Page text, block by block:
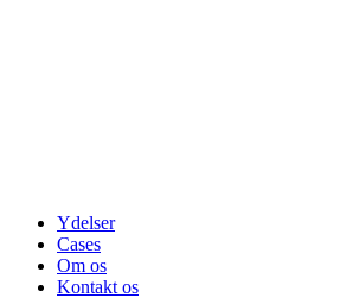
Ydelser
Cases
Om os
Kontakt os